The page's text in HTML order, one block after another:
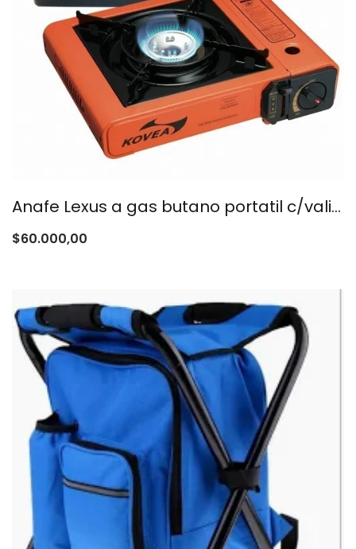
Anafe Lexus a gas butano portatil c/valija.-
$60.000,00